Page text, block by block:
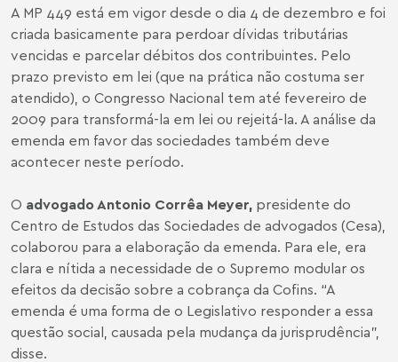
A MP 449 está em vigor desde o dia 4 de dezembro e foi
criada basicamente para perdoar dívidas tributárias
vencidas e parcelar débitos dos contribuintes. Pelo
prazo previsto em lei (que na prática não costuma ser
atendido), o Congresso Nacional tem até fevereiro de
2009 para transformá-la em lei ou rejeitá-la. A análise da
emenda em favor das sociedades também deve
acontecer neste período.
O advogado Antonio Corrêa Meyer, presidente do
Centro de Estudos das Sociedades de advogados (Cesa),
colaborou para a elaboração da emenda. Para ele, era
clara e nítida a necessidade de o Supremo modular os
efeitos da decisão sobre a cobrança da Cofins. “A
emenda é uma forma de o Legislativo responder a essa
questão social, causada pela mudança da jurisprudência”,
disse.